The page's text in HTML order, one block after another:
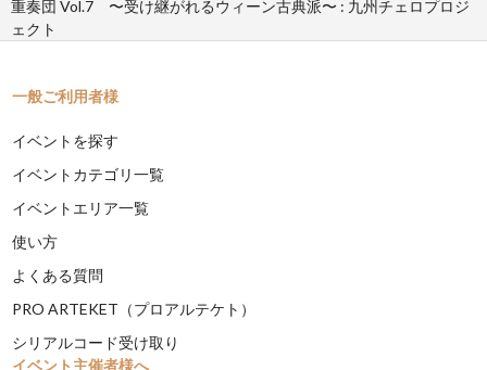
重奏団 Vol.7 〜受け継がれるウィーン古典派〜 : 九州チェロプロジ
ェクト
一般ご利用者様
イベントを探す
イベントカテゴリ一覧
イベントエリア一覧
使い方
よくある質問
PRO ARTEKET（プロアルテケト）
シリアルコード受け取り
イベント主催者様へ